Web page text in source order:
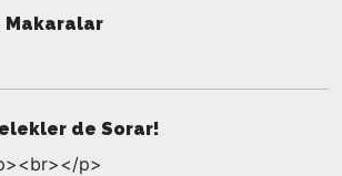
Makaralar
de Sorar!
p>